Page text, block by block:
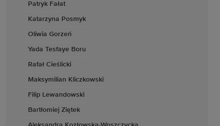
Patryk Fałat
Katarzyna Posmyk
Oliwia Gorzeń
Yada Tesfaye Boru
Rafał Cieślicki
Maksymilian Kliczkowski
Filip Lewandowski
Bartłomiej Ziętek